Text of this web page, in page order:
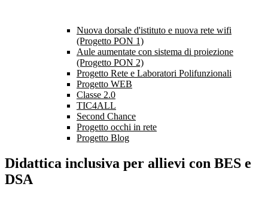
Nuova dorsale d'istituto e nuova rete wifi
(Progetto PON 1)
Aule aumentate con sistema di proiezione
(Progetto PON 2)
Progetto Rete e Laboratori Polifunzionali
Progetto WEB
Classe 2.0
TIC4ALL
Second Chance
Progetto occhi in rete
Progetto Blog
Didattica inclusiva per allievi con BES e
DSA